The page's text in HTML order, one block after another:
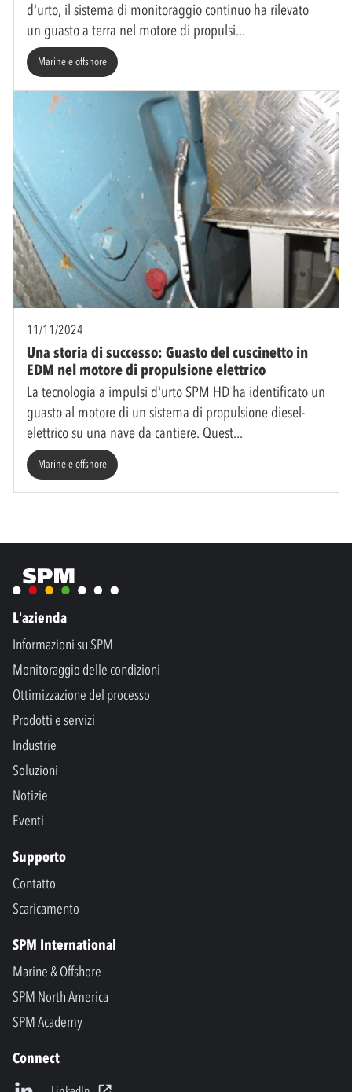
d'urto, il sistema di monitoraggio continuo ha rilevato
un guasto a terra nel motore di propulsi
Marine e offshore
11/11/2024
Una storia di successo: Guasto del cuscinetto in
EDM nel motore di propulsione elettrico
La tecnologia a impulsi d'urto SPM HD ha identificato un
guasto al motore di un sistema di propulsione diesel-
elettrico su una nave da cantiere. Quest
Marine e offshore
L'azienda
Informazioni su SPM
Monitoraggio delle condizioni
Ottimizzazione del processo
Prodotti e servizi
Industrie
Soluzioni
Notizie
Eventi
Supporto
Contatto
Scaricamento
SPM International
Marine & Offshore
SPM North America
SPM Academy
Connect